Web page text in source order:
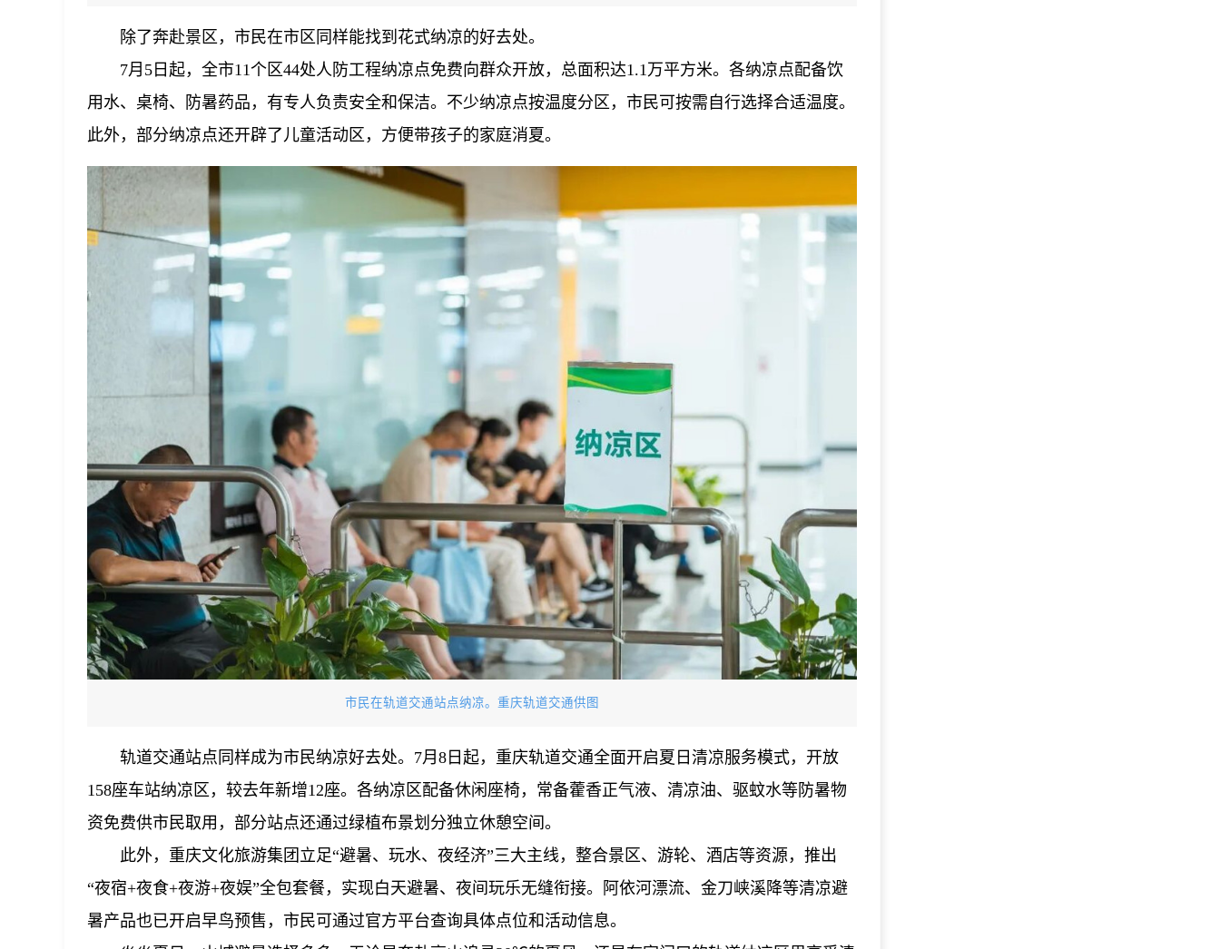
除了奔赴景区，市民在市区同样能找到花式纳凉的好去处。
7月5日起，全市11个区44处人防工程纳凉点免费向群众开放，总面积达1.1万平方米。各纳凉点配备饮
用水、桌椅、防暑药品，有专人负责安全和保洁。不少纳凉点按温度分区，市民可按需自行选择合适温度。
此外，部分纳凉点还开辟了儿童活动区，方便带孩子的家庭消夏。
市民在轨道交通站点纳凉。重庆轨道交通供图
轨道交通站点同样成为市民纳凉好去处。7月8日起，重庆轨道交通全面开启夏日清凉服务模式，开放
158座车站纳凉区，较去年新增12座。各纳凉区配备休闲座椅，常备藿香正气液、清凉油、驱蚊水等防暑物
资免费供市民取用，部分站点还通过绿植布景划分独立休憩空间。
此外，重庆文化旅游集团立足“避暑、玩水、夜经济”三大主线，整合景区、游轮、酒店等资源，推出
“夜宿+夜食+夜游+夜娱”全包套餐，实现白天避暑、夜间玩乐无缝衔接。阿依河漂流、金刀峡溪降等清凉避
暑产品也已开启早鸟预售，市民可通过官方平台查询具体点位和活动信息。